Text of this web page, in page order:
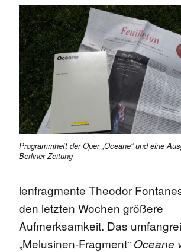
Programmheft der Oper „Oceane“ und eine
Berliner Zeitung
lenfragmente Theodor
den letzten Wochen größere
Aufmerksamkeit. Das
„Melusinen-Fragment“ Oceane